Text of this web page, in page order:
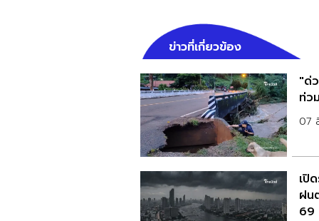
ข่าวที่เกี่ยวข้อง
"ด่
ท่ว
07
เปิ
ฝน
69